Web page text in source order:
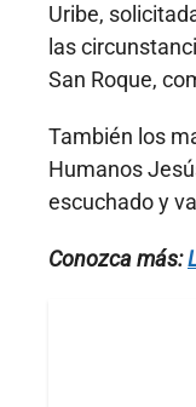
Uribe,
las
San Roque,
También los
Humanos
escuchado y
Conozca más: